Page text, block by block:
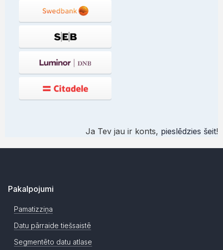
Ja Tev jau ir konts, pieslēdzies šeit!
Pakalpojumi
Pamatizziņa
Datu pārraide tiešsaistē
Segmentēto datu atlase